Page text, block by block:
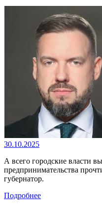
30.10.2025
А всего городские власти
предпринимательства
губернатор.
Подробнее